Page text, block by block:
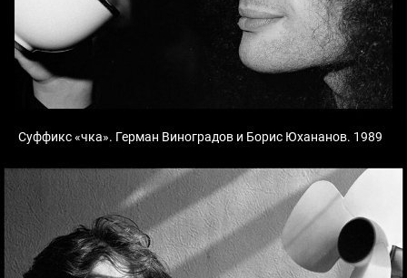
Суффикс «чка». Герман Виноградов и Борис Юхананов. 1989